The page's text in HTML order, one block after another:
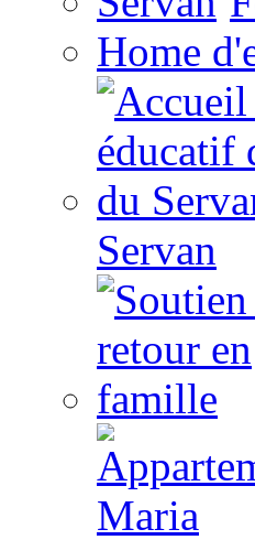
Home
Servan